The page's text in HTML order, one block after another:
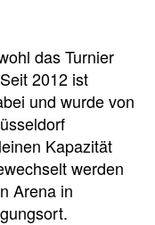
das Turnier
2012 ist
und wurde von
Kapazität
werden
Arena in